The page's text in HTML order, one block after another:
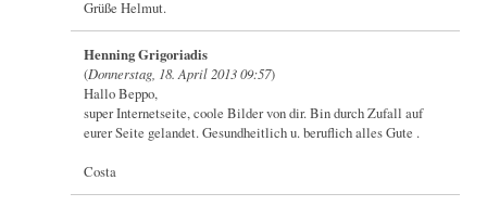
Grüße Helmut.
Henning Grigoriadis
(Donnerstag, 18. April 2013 09:57)
Hallo Beppo,
super Internetseite, coole Bilder von dir. Bin durch Zufall auf
eurer Seite gelandet. Gesundheitlich u. beruflich alles Gute .
Costa